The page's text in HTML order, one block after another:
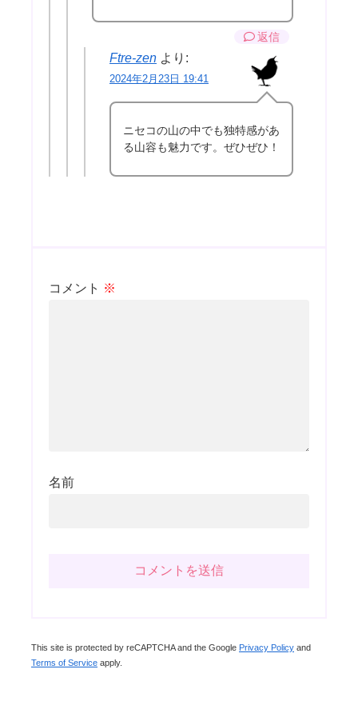
返信
Ftre-zen より:
2024年2月23日 19:41
ニセコの山の中でも独特感があ
る山容も魅力です。ぜひぜひ！
コメント ※
名前
This site is protected by reCAPTCHA and the Google Privacy Policy and
Terms of Service apply.